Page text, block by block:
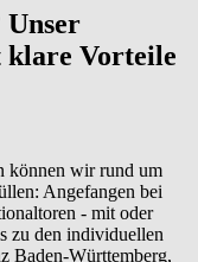
klare Vorteile
können wir rund um
Angefangen bei
- mit oder
zu den individuellen
Baden-Württemberg,